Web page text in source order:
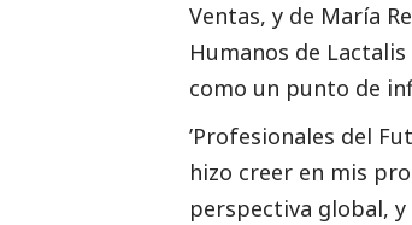
Ventas, y de María
Humanos de Lactalis
como un punto de
’Profesionales del
hizo creer en mis
perspectiva global,